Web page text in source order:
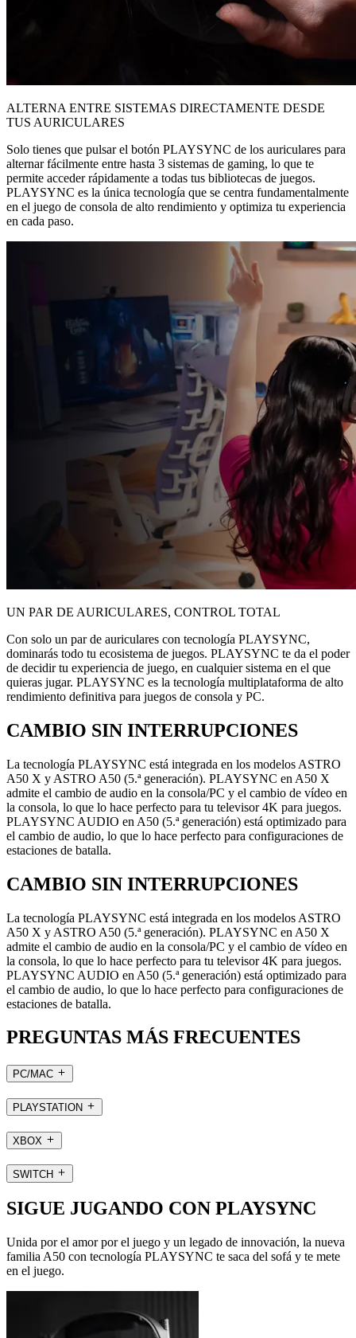
ALTERNA ENTRE SISTEMAS DIRECTAMENTE DESDE
TUS AURICULARES
Solo tienes que pulsar el botón PLAYSYNC de los auriculares para
alternar fácilmente entre hasta 3 sistemas de gaming, lo que te
permite acceder rápidamente a todas tus bibliotecas de juegos.
PLAYSYNC es la única tecnología que se centra fundamentalmente
en el juego de consola de alto rendimiento y optimiza tu experiencia
en cada paso.
UN PAR DE AURICULARES, CONTROL TOTAL
Con solo un par de auriculares con tecnología PLAYSYNC,
dominarás todo tu ecosistema de juegos. PLAYSYNC te da el poder
de decidir tu experiencia de juego, en cualquier sistema en el que
quieras jugar. PLAYSYNC es la tecnología multiplataforma de alto
rendimiento definitiva para juegos de consola y PC.
CAMBIO SIN INTERRUPCIONES
La tecnología PLAYSYNC está integrada en los modelos ASTRO
A50 X y ASTRO A50 (5.ª generación). PLAYSYNC en A50 X
admite el cambio de audio en la consola/PC y el cambio de vídeo en
la consola, lo que lo hace perfecto para tu televisor 4K para juegos.
PLAYSYNC AUDIO en A50 (5.ª generación) está optimizado para
el cambio de audio, lo que lo hace perfecto para configuraciones de
estaciones de batalla.
CAMBIO SIN INTERRUPCIONES
La tecnología PLAYSYNC está integrada en los modelos ASTRO
A50 X y ASTRO A50 (5.ª generación). PLAYSYNC en A50 X
admite el cambio de audio en la consola/PC y el cambio de vídeo en
la consola, lo que lo hace perfecto para tu televisor 4K para juegos.
PLAYSYNC AUDIO en A50 (5.ª generación) está optimizado para
el cambio de audio, lo que lo hace perfecto para configuraciones de
estaciones de batalla.
PREGUNTAS MÁS FRECUENTES
PC/MAC
PLAYSTATION
XBOX
SWITCH
SIGUE JUGANDO CON PLAYSYNC
Unida por el amor por el juego y un legado de innovación, la nueva
familia A50 con tecnología PLAYSYNC te saca del sofá y te mete
en el juego.